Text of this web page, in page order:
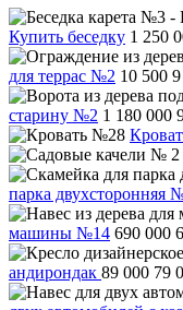
Купить беседку 1 250
для террас №2 10 500
старину №2 1 180 000
парка двухсторонняя
машины №14 690 000
андирондак 89 000 79